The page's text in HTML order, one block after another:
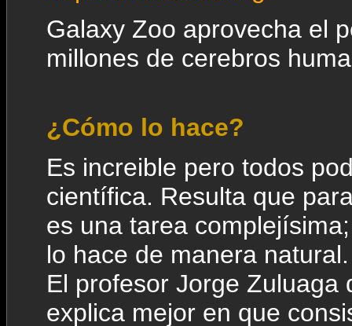
Galaxy Zoo aprovecha el
millones de cerebros
¿Cómo lo hace?
Es increible pero todos
científica. Resulta que
es una tarea
lo hace de manera natural.
El profesor Jorge Zuluaga
explica mejor en que